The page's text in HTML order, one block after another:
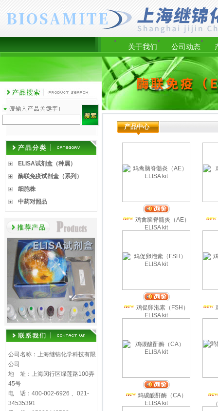
关于我们 公司动态
ELISA试剂盒（种属）
酶联免疫试剂盒（系列）
细胞株
中药对照品
公司名称：上海继锦化学科技有限
公司
地 址：上海闵行区绿莲路100弄
45号
电 话：400-002-6926 、021-
34535391
产品中心
鸡禽脑脊髓炎（AE）
ELISA kit
鸡促卵泡素（FSH）
ELISA kit
鸡碳酸酐酶（CA）
ELISA kit